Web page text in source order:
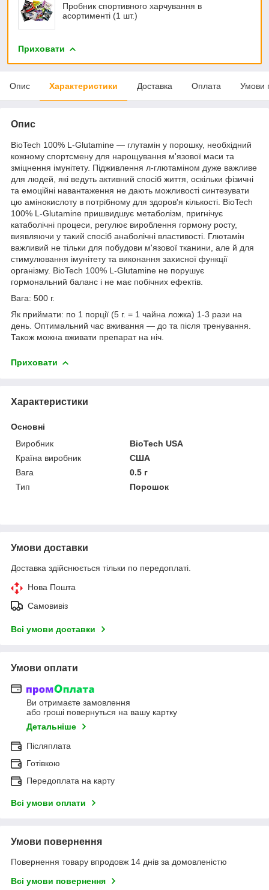
Пробник спортивного харчування в
асортименті (1 шт.)
Приховати
Опис Характеристики Доставка Оплата Умови
Опис
BioTech 100% L-Glutamine — глутамін у порошку, необхідний
кожному спортсмену для нарощування м'язової маси та
зміцнення імунітету. Підживлення л-глютаміном дуже важливе
для людей, які ведуть активний спосіб життя, оскільки фізичні
та емоційні навантаження не дають можливості синтезувати
цю амінокислоту в потрібному для здоров'я кількості. BioTech
100% L-Glutamine пришвидшує метаболізм, пригнічує
катаболічні процеси, регулює вироблення гормону росту,
виявляючи у такий спосіб анаболічні властивості. Глютамін
важливий не тільки для побудови м'язової тканини, але й для
стимулювання імунітету та виконання захисної функції
організму. BioTech 100% L-Glutamine не порушує
гормональний баланс і не має побічних ефектів.
Вага: 500 г.
Як приймати: по 1 порції (5 г. = 1 чайна ложка) 1-3 рази на
день. Оптимальний час вживання — до та після тренування.
Також можна вживати препарат на ніч.
Приховати
Характеристики
Основні
Виробник
BioTech USA
Країна виробник
США
Вага
0.5 г
Тип
Порошок
Умови доставки
Доставка здійснюється тільки по передоплаті.
Нова Пошта
Самовивіз
Всі умови доставки
Умови оплати
Ви отримаєте замовлення
або гроші повернуться на вашу картку
Детальніше
Післяплата
Готівкою
Передоплата на карту
Всі умови оплати
Умови повернення
Повернення товару впродовж 14 днів за домовленістю
Всі умови повернення